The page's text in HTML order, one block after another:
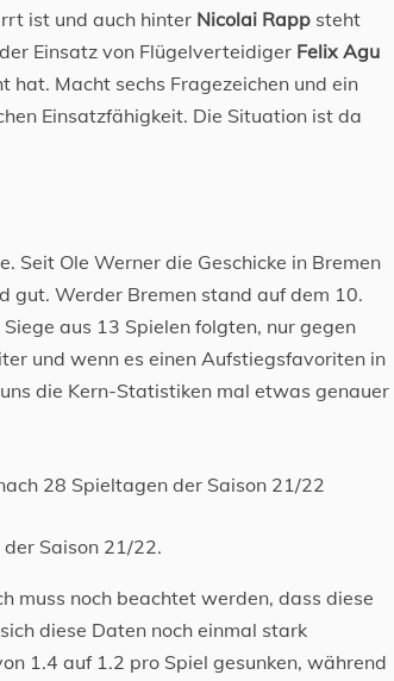
ist und auch hinter Nicolai Rapp steht
Einsatz von Flügelverteidiger Felix Agu
Macht sechs Fragezeichen und ein
Einsatzfähigkeit. Die Situation ist da
Seit Ole Werner die Geschicke in Bremen
gut. Werder Bremen stand auf dem 10.
aus 13 Spielen folgten, nur gegen
und wenn es einen Aufstiegsfavoriten in
die Kern-Statistiken mal etwas genauer
Saison 21/22.
muss noch beachtet werden, dass diese
diese Daten noch einmal stark
1.4 auf 1.2 pro Spiel gesunken, während